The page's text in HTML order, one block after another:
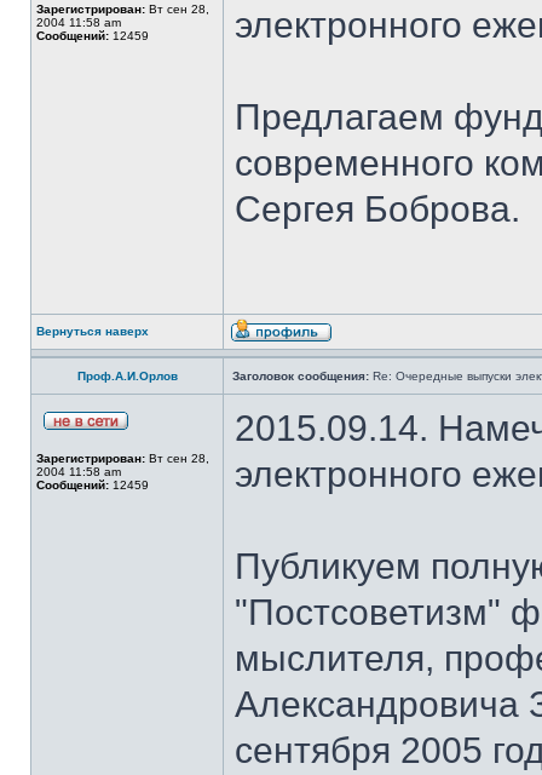
Зарегистрирован: Вт сен 28,
2004 11:58 am
Сообщений: 12459
электронного
Предлагаем
современного
Сергея Боброва.
Вернуться наверх
Проф.А.И.Орлов Заголовок сообщения: Re: Очередные выпуски
Зарегистрирован: Вт сен 28,
2004 11:58 am
Сообщений: 12459
2015.09.14.
электронного
Публикуем
"Постсоветизм"
мыслителя,
Александровича
сентября 2005